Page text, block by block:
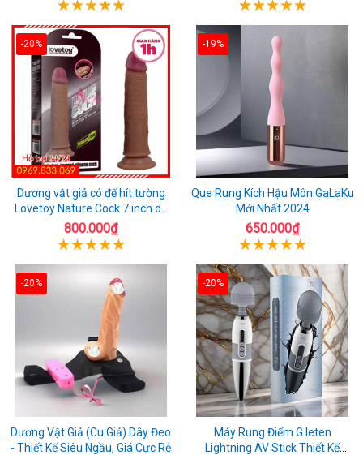
-20%
Dương vật giả có đế hít tường
Lovetoy Nature Cock 7 inch da
đen
800.000₫
-19%
Que Rung Kích Hậu Môn GaLaKu
Mới Nhất 2024
650.000₫
-20%
Dương Vật Giả (Cu Giả) Dây Đeo
- Thiết Kế Siêu Ngầu, Giá Cực Rẻ
-20%
Máy Rung Điểm G leten
Lightning AV Stick Thiết Kế